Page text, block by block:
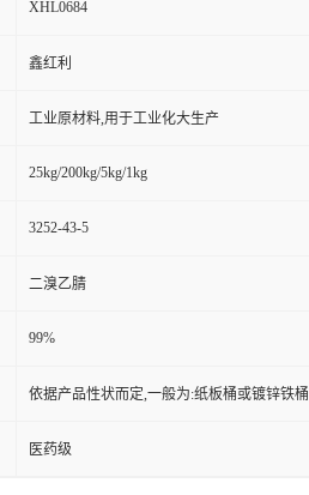
XHL0684
鑫红利
工业原材料,用于工业化大生产
25kg/200kg/5kg/1kg
3252-43-5
二溴乙腈
99%
依据产品性状而定,一般为:纸板桶或镀锌铁桶
医药级